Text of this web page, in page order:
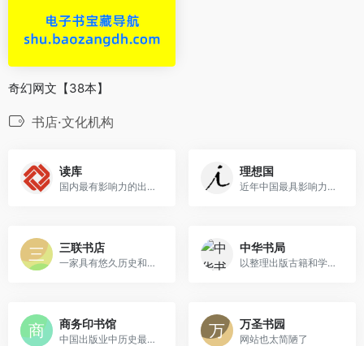
奇幻网文【38本】
书店·文化机构
读库
国内最有影响力的出版机构之一
理想国
近年中国最具影响力和前瞻性...
三联书店
一家具有悠久历史和光荣传统...
中华书局
以整理出版古籍和学术著作而...
商务印书馆
中国出版业中历史最悠久的出...
万圣书园
网站也太简陋了